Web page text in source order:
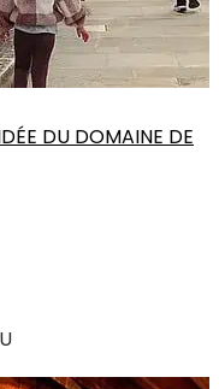
DU DOMAINE DE